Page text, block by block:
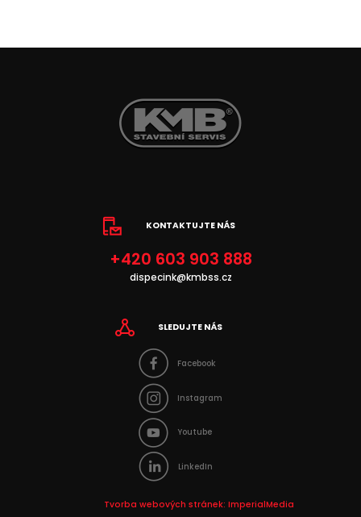
KONTAKTUJTE NÁS
+420 603 903 888
dispecink@kmbss.cz
SLEDUJTE NÁS
Facebook
Instagram
Youtube
LinkedIn
Tvorba webových stránek: ImperialMedia